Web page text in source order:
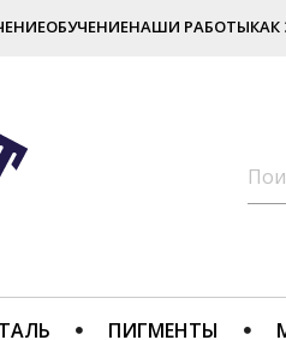
ОБУЧЕНИЕНАШИ РАБОТЫКАК
ПИГМЕНТЫ